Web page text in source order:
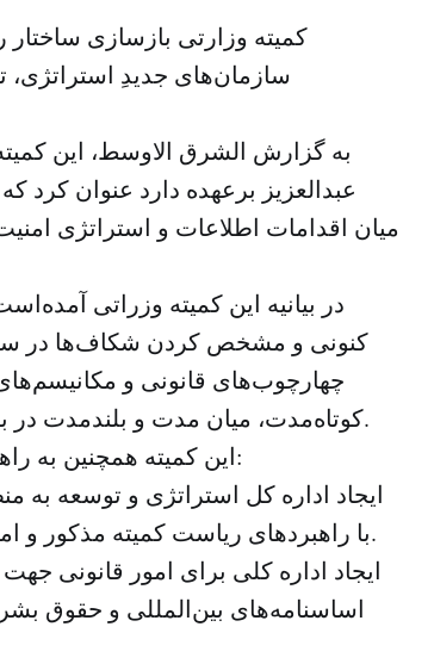
کمیته وزارتی بازسازی
سازمان‌های جدیدِ استراتژی،
به گزارش الشرق الاوسط، این
عبدالعزیز برعهده دارد عنوان
میان اقدامات اطلاعات و استراتژی
در بیانیه این کمیته وزراتی
کنونی و مشخص کردن شکاف‌ها در
چهارچوب‌های قانونی و
کوتاه‌مدت، میان مدت و بلندمدت در برنامه توسعه ساختار ریاست اطلاعات کل رسید.
این کمیته همچنین به راهکارهای فوری دست یافت که به شرح زیر است:
ایجاد اداره کل استراتژی و توسعه به
با راهبردهای ریاست کمیته مذکور و امنیت ملی و ارتباط این عملیات‌ها با اطلاعات کل.
ایجاد اداره کلی برای امور قانونی
اساسنامه‌های بین‌المللی و حقوق